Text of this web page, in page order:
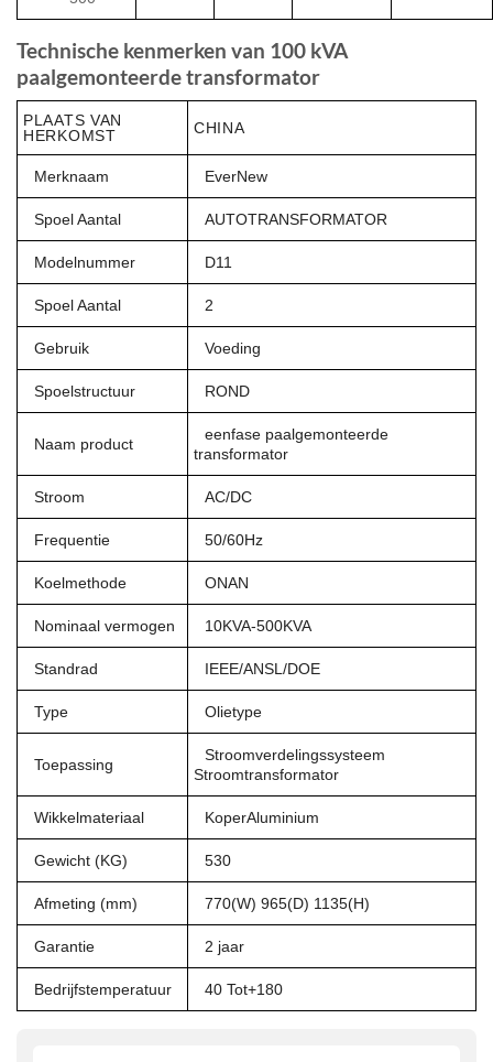
Technische kenmerken van 100 kVA
paalgemonteerde transformator
PLAATS VAN
HERKOMST
CHINA
Merknaam EverNew
Spoel Aantal AUTOTRANSFORMATOR
Modelnummer D11
Spoel Aantal 2
Gebruik Voeding
Spoelstructuur ROND
Naam product
eenfase paalgemonteerde
transformator
Stroom AC/DC
Frequentie 50/60Hz
Koelmethode ONAN
Nominaal vermogen 10KVA-500KVA
Standrad IEEE/ANSL/DOE
Type Olietype
Toepassing
Stroomverdelingssysteem
Stroomtransformator
Wikkelmateriaal KoperAluminium
Gewicht (KG) 530
Afmeting (mm) 770(W) 965(D) 1135(H)
Garantie 2 jaar
Bedrijfstemperatuur 40 Tot+180